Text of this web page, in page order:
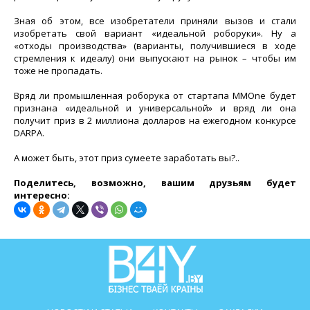
Зная об этом, все изобретатели приняли вызов и стали
изобретать свой вариант «идеальной роборуки». Ну а
«отходы производства» (варианты, получившиеся в ходе
стремления к идеалу) они выпускают на рынок – чтобы им
тоже не пропадать.
Вряд ли промышленная роборука от стартапа MMOne будет
признана «идеальной и универсальной» и вряд ли она
получит приз в 2 миллиона долларов на ежегодном конкурсе
DARPA.
А может быть, этот приз сумеете заработать вы?..
Поделитесь, возможно, вашим друзьям будет
интересно: